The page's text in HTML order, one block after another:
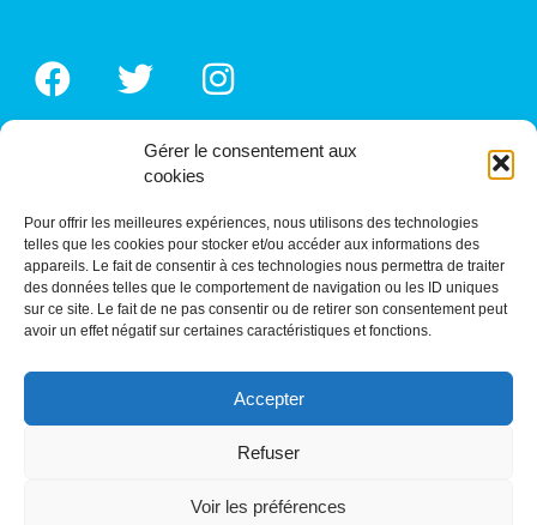
Gérer le consentement aux
cookies
Pour offrir les meilleures expériences, nous utilisons des technologies
telles que les cookies pour stocker et/ou accéder aux informations des
appareils. Le fait de consentir à ces technologies nous permettra de traiter
des données telles que le comportement de navigation ou les ID uniques
sur ce site. Le fait de ne pas consentir ou de retirer son consentement peut
avoir un effet négatif sur certaines caractéristiques et fonctions.
Accepter
Refuser
Voir les préférences